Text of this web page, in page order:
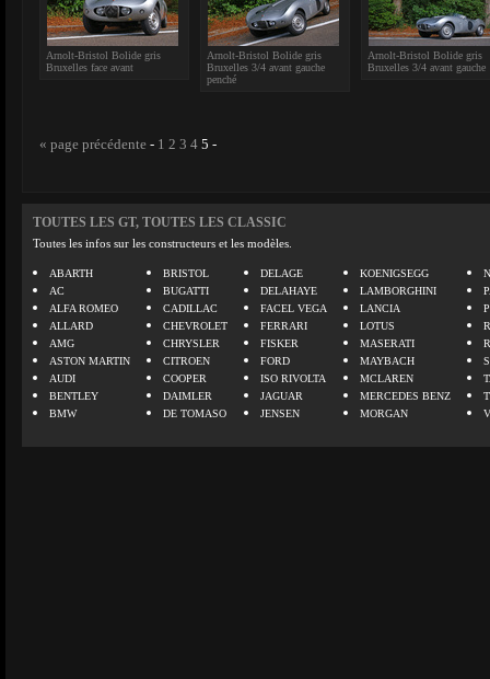
Arnolt-Bristol Bolide gris
Bruxelles face avant
Arnolt-Bristol Bolide gris
Bruxelles 3/4 avant gauche
penché
Arnolt-Bristol Bolide gris
Bruxelles 3/4 avant gauche
« page précédente - 1 2 3 4 5 -
TOUTES LES GT, TOUTES LES CLASSIC
Toutes les infos sur les constructeurs et les modèles.
ABARTH
AC
ALFA ROMEO
ALLARD
AMG
ASTON MARTIN
AUDI
BENTLEY
BMW
BRISTOL
BUGATTI
CADILLAC
CHEVROLET
CHRYSLER
CITROEN
COOPER
DAIMLER
DE TOMASO
DELAGE
DELAHAYE
FACEL VEGA
FERRARI
FISKER
FORD
ISO RIVOLTA
JAGUAR
JENSEN
KOENIGSEGG
LAMBORGHINI
LANCIA
LOTUS
MASERATI
MAYBACH
MCLAREN
MERCEDES BENZ
MORGAN